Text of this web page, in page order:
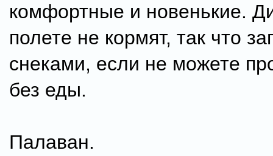
комфортные и новенькие.
полете не кормят, так что
снеками, если не можете
без еды.
Палаван.